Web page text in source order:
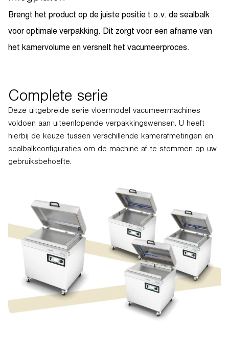
Brengt het product op de juiste positie t.o.v. de sealbalk
voor optimale verpakking. Dit zorgt voor een afname van
het kamervolume en versnelt het vacumeerproces.
Complete serie
Deze uitgebreide serie vloermodel vacumeermachines
voldoen aan uiteenlopende verpakkingswensen. U heeft
hierbij de keuze tussen verschillende kamerafmetingen en
sealbalkconfiguraties om de machine af te stemmen op uw
gebruiksbehoefte.